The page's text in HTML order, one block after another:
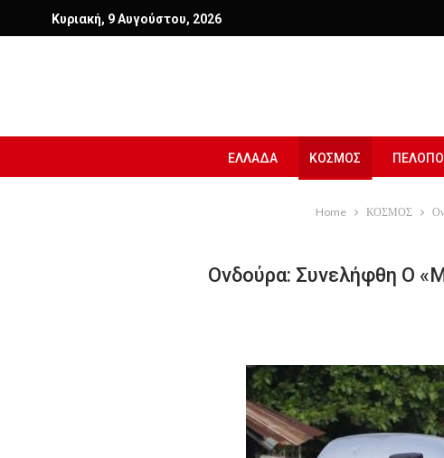
Κυριακή, 9 Αυγούστου, 2026
ΕΛΛΑΔΑ ΚΟΣΜΟΣ
Home ΚΟΣΜΟΣ
Ονδούρα: Συνελήφθη Ο